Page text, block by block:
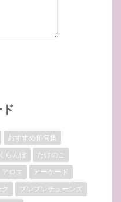
おすすめ俳句集
らんぼ
たけのこ
アロエ
アーケード
プレプレチューンズ